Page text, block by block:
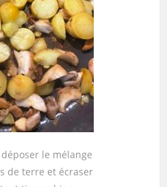
le mélange
de terre et écraser